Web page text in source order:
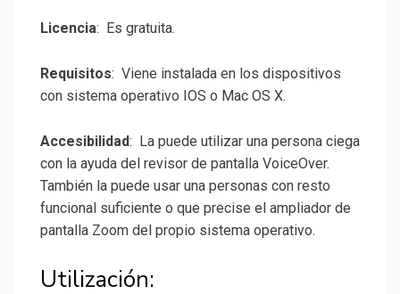
Licencia: Es gratuita.
Requisitos: Viene instalada en los dispositivos
con sistema operativo IOS o Mac OS X.
Accesibilidad: La puede utilizar una persona ciega
con la ayuda del revisor de pantalla VoiceOver.
También la puede usar una personas con resto
funcional suficiente o que precise el ampliador de
pantalla Zoom del propio sistema operativo.
Utilización: